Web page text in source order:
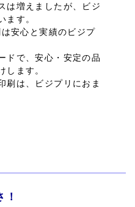
は増えましたが、ビジ
ます。
安心と実績のビジプ
ドで、安心・安定の品
します。
刷は、ビジプリにおま